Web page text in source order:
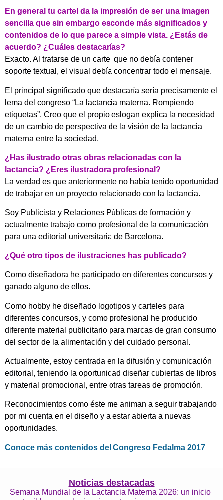
En general tu cartel da la impresión de ser una imagen
sencilla que sin embargo esconde más significados y
contenidos de lo que parece a simple vista. ¿Estás de
acuerdo? ¿Cuáles destacarías?
Exacto. Al tratarse de un cartel que no debía contener
soporte textual, el visual debía concentrar todo el mensaje.
El principal significado que destacaría sería precisamente el
lema del congreso “La lactancia materna. Rompiendo
etiquetas”. Creo que el propio eslogan explica la necesidad
de un cambio de perspectiva de la visión de la lactancia
materna entre la sociedad.
¿Has ilustrado otras obras relacionadas con la
lactancia? ¿Eres ilustradora profesional?
La verdad es que anteriormente no había tenido oportunidad
de trabajar en un proyecto relacionado con la lactancia.
Soy Publicista y Relaciones Públicas de formación y
actualmente trabajo como profesional de la comunicación
para una editorial universitaria de Barcelona.
¿Qué otro tipos de ilustraciones has publicado?
Como diseñadora he participado en diferentes concursos y
ganado alguno de ellos.
Como hobby he diseñado logotipos y carteles para
diferentes concursos, y como profesional he producido
diferente material publicitario para marcas de gran consumo
del sector de la alimentación y del cuidado personal.
Actualmente, estoy centrada en la difusión y comunicación
editorial, teniendo la oportunidad diseñar cubiertas de libros
y material promocional, entre otras tareas de promoción.
Reconocimientos como éste me animan a seguir trabajando
por mi cuenta en el diseño y a estar abierta a nuevas
oportunidades.
Conoce más contenidos del Congreso Fedalma 2017
Noticias destacadas
Semana Mundial de la Lactancia Materna 2026: un inicio